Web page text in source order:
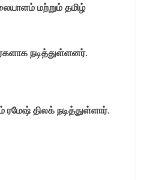
மற்றும் தமிழ்
நடித்துள்ளனர்.
ரமேஷ் திலக் நடித்துள்ளார்.